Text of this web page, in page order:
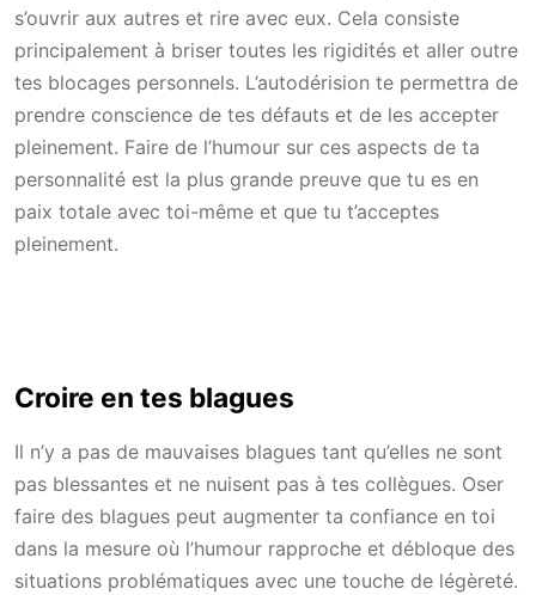
s’ouvrir aux autres et rire avec eux. Cela consiste
principalement à briser toutes les rigidités et aller outre
tes blocages personnels. L’autodérision te permettra de
prendre conscience de tes défauts et de les accepter
pleinement. Faire de l’humour sur ces aspects de ta
personnalité est la plus grande preuve que tu es en
paix totale avec toi-même et que tu t’acceptes
pleinement.
Croire en tes blagues
Il n’y a pas de mauvaises blagues tant qu’elles ne sont
pas blessantes et ne nuisent pas à tes collègues. Oser
faire des blagues peut augmenter ta confiance en toi
dans la mesure où l’humour rapproche et débloque des
situations problématiques avec une touche de légèreté.